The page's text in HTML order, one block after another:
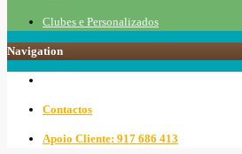
Clubes e Personalizados
Navigation
Contactos
Apoio Cliente: 917 686 413